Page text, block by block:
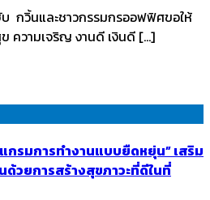
กวิ้นและชาวกรรมกรออฟฟิศขอให้
ความเจริญ งานดี เงินดี […]
กรมการทำงานแบบยืดหยุ่น” เสริม
วยการสร้างสุขภาวะที่ดีในที่